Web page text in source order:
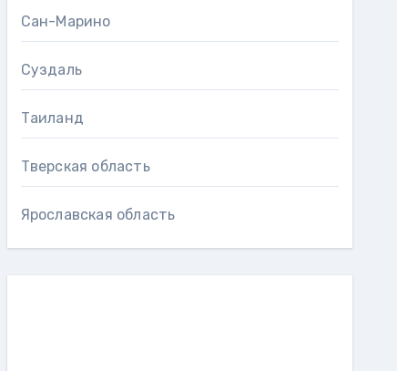
Сан-Марино
Суздаль
Таиланд
Тверская область
Ярославская область